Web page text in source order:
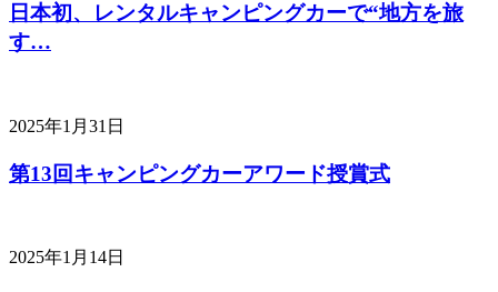
日本初、レンタルキャンピングカーで“地方を旅
す…
2025年1月31日
第13回キャンピングカーアワード授賞式
2025年1月14日